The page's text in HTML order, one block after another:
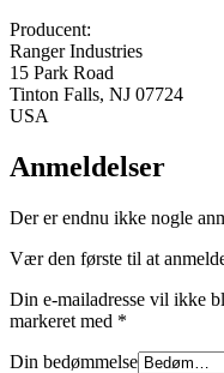
Producent:
Ranger Industries
15 Park Road
Tinton Falls, NJ 07724
USA
Anmeldelser
Der er endnu ikke nogle
Vær den første til at
Din e-mailadresse vil ikke
markeret med *
Din bedømmelse